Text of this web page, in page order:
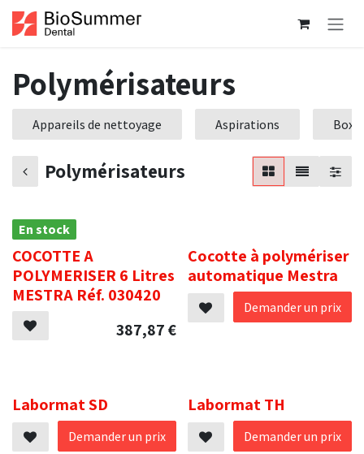
Se rendre au contenu
Polymérisateurs
Appareils de nettoyage Aspirations Box
Polymérisateurs
En stock
COCOTTE A
POLYMERISER 6 Litres
MESTRA Réf. 030420
387,87€
Cocotte à polymériser
automatique Mestra
Demander un prix
Labormat SD
Demander un prix
Labormat TH
Demander un prix